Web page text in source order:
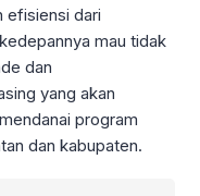
efisiensi dari
mau tidak
dan
yang akan
program
dan kabupaten.